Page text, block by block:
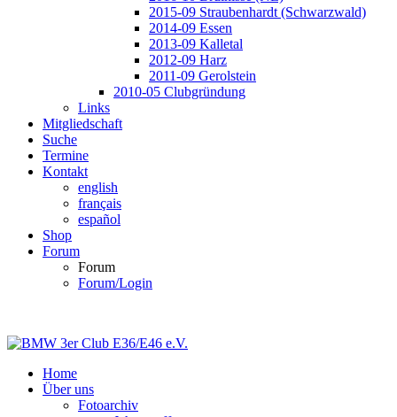
2015-09 Straubenhardt (Schwarzwald)
2014-09 Essen
2013-09 Kalletal
2012-09 Harz
2011-09 Gerolstein
2010-05 Clubgründung
Links
Mitgliedschaft
Suche
Termine
Kontakt
english
français
español
Shop
Forum
Forum
Forum/Login
Home
Über uns
Fotoarchiv